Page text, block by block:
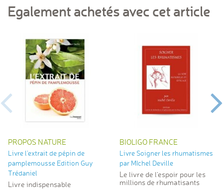
Egalement achetés avec cet article
PROPOS NATURE
Livre l'extrait de pépin de
pamplemousse Edition Guy
Trédaniel
Livre indispensable
BIOLIGO FRANCE
Livre Soigner les rhumatismes
par MIchel Deville
Le livre de l'espoir pour les
millions de rhumatisants